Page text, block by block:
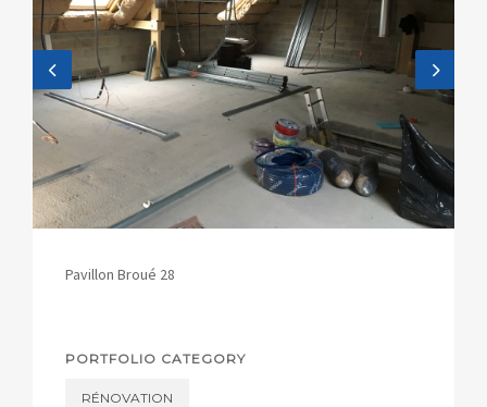
Pavillon Broué 28
PORTFOLIO CATEGORY
RÉNOVATION